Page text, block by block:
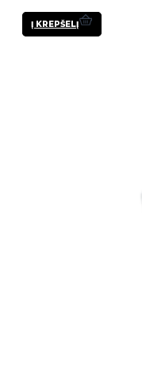
Į KREPŠELĮ